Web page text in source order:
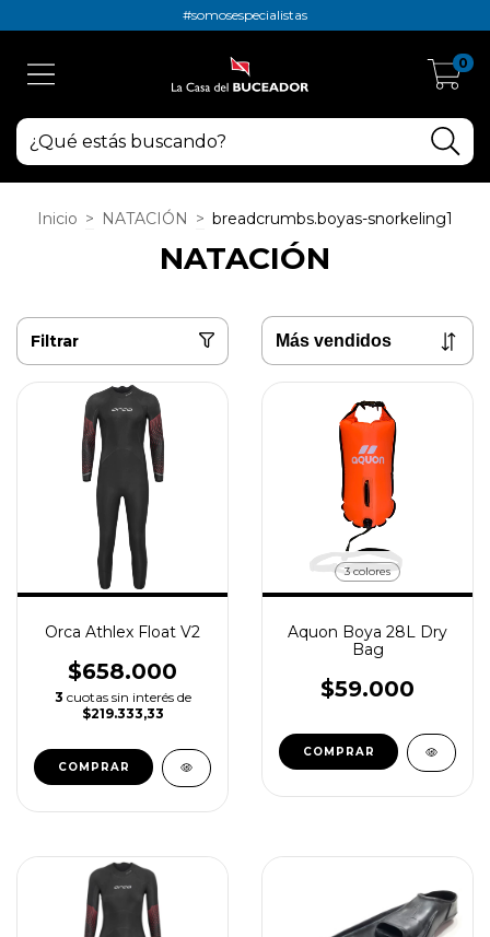
#somosespecialistas
0
Inicio > NATACIÓN > breadcrumbs.boyas-snorkeling1
NATACIÓN
Filtrar
Orca Athlex Float V2
$658.000
3 cuotas sin interés de
$219.333,33
COMPRAR
3 colores
Aquon Boya 28L Dry
Bag
$59.000
COMPRAR